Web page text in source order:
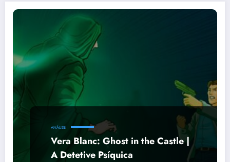
ANÁLISE
Vera Blanc: Ghost in the Castle |
A Detetive Psíquica